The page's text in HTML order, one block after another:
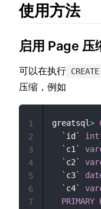
使用方法
启用 Page 压
可以在执行
压缩，例如
greatsql>
` id ` int
` c1 `
` c2 `
` c3`
` c4`
PRIMARY
1
2
3
4
5
6
7